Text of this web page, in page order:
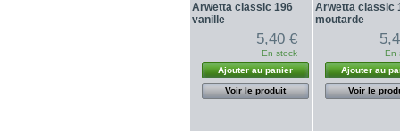
Arwetta classic 196
vanille
5,40 €
En stock
Ajouter au panier
Voir le produit
Arwetta classic
moutarde
En
Ajouter au
Voir le